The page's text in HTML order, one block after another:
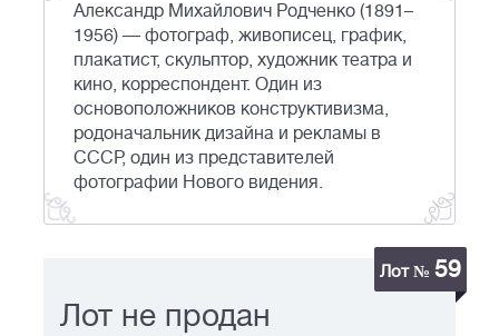
Александр Михайлович Родченко (1891–
1956) — фотограф, живописец, график,
плакатист, скульптор, художник театра и
кино, корреспондент. Один из
основоположников конструктивизма,
родоначальник дизайна и рекламы в
СССР, один из представителей
фотографии Нового видения.
Лот № 59
Лот не продан